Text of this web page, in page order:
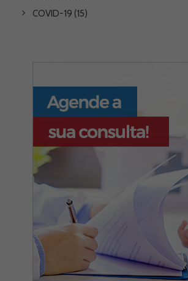
COVID-19 (15)